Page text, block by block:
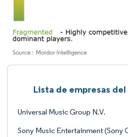
Lista de empresas
Universal Music Group N.V.
Sony Music Entertainment (Sony